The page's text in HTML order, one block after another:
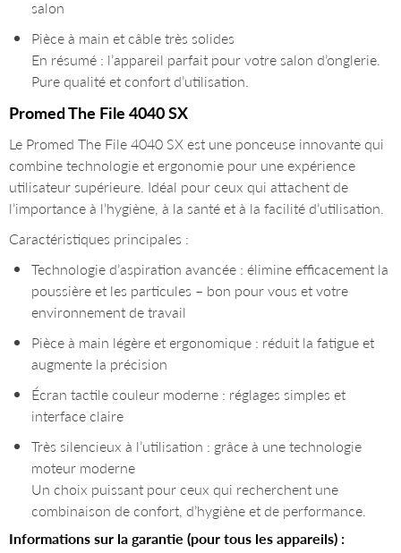
salon
Pièce à main et câble très solides
En résumé : l’appareil parfait pour votre salon d’onglerie.
Pure qualité et confort d’utilisation.
Promed The File 4040 SX
Le Promed The File 4040 SX est une ponceuse innovante qui
combine technologie et ergonomie pour une expérience
utilisateur supérieure. Idéal pour ceux qui attachent de
l’importance à l’hygiène, à la santé et à la facilité d’utilisation.
Caractéristiques principales :
Technologie d’aspiration avancée : élimine efficacement la
poussière et les particules – bon pour vous et votre
environnement de travail
Pièce à main légère et ergonomique : réduit la fatigue et
augmente la précision
Écran tactile couleur moderne : réglages simples et
interface claire
Très silencieux à l’utilisation : grâce à une technologie
moteur moderne
Un choix puissant pour ceux qui recherchent une
combinaison de confort, d’hygiène et de performance.
Informations sur la garantie (pour tous les appareils) :